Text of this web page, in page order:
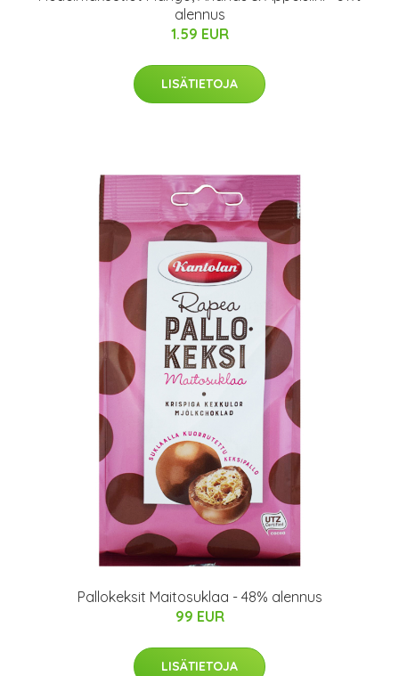
alennus
1.59 EUR
LISÄTIETOJA
Pallokeksit Maitosuklaa - 48% alennus
99 EUR
LISÄTIETOJA